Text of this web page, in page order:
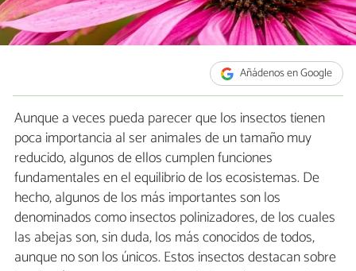
Añádenos en Google
Aunque a veces pueda parecer que los insectos tienen
poca importancia al ser animales de un tamaño muy
reducido, algunos de ellos cumplen funciones
fundamentales en el equilibrio de los ecosistemas. De
hecho, algunos de los más importantes son los
denominados como insectos polinizadores, de los cuales
las abejas son, sin duda, los más conocidos de todos,
aunque no son los únicos. Estos insectos destacan sobre